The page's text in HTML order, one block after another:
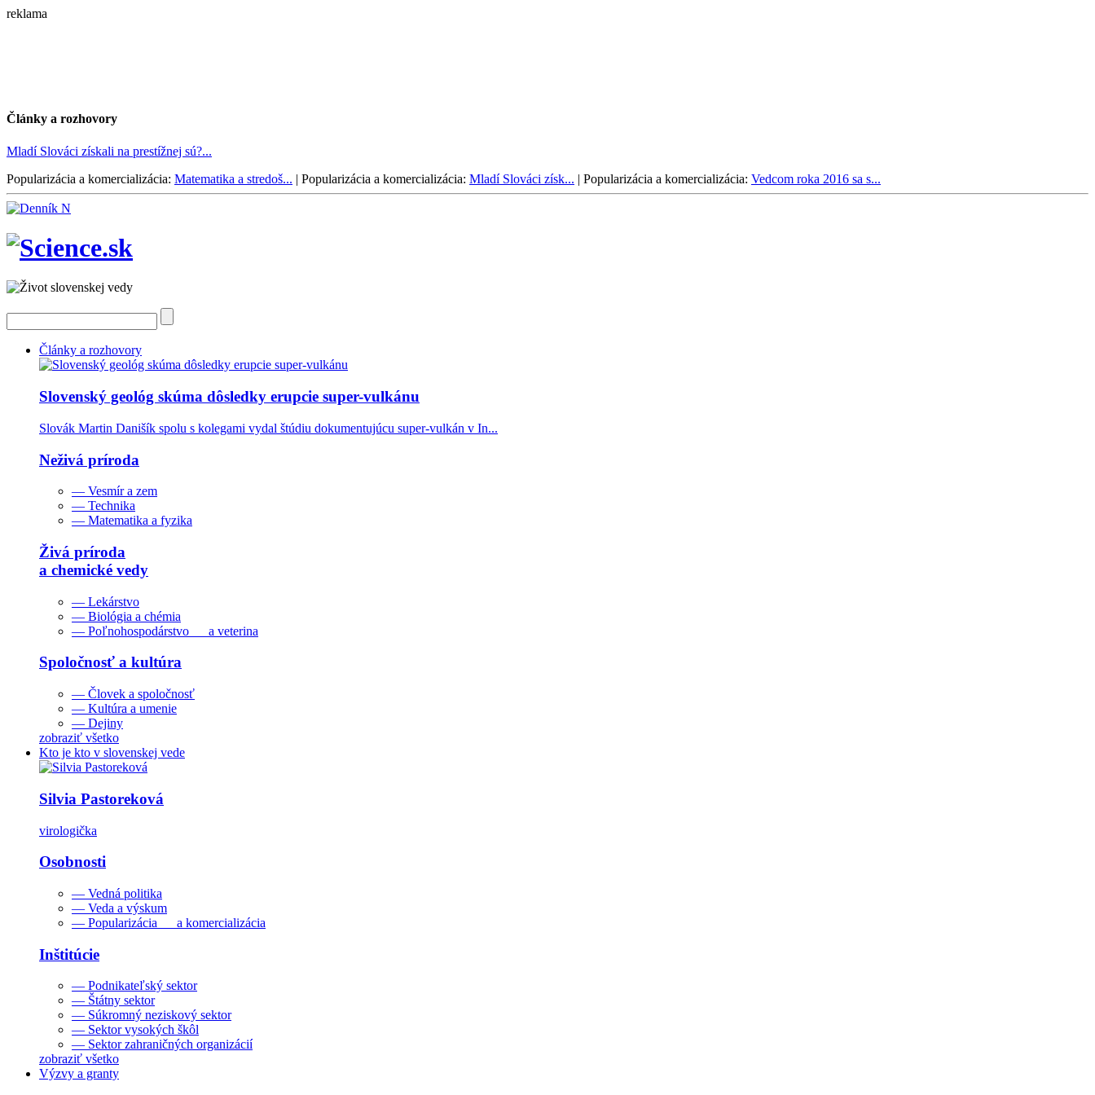
reklama
Články a rozhovory
Mladí Slováci získali na prestížnej sú?...
Popularizácia a komercializácia: Matematika a stredoš... | Popularizácia a komercializácia: Mladí Slováci získ... | Popularizácia a komercializácia: Vedcom roka 2016 sa s...
Články a rozhovory
Slovenský geológ skúma dôsledky erupcie super-vulkánu
Slovák Martin Danišík spolu s kolegami vydal štúdiu dokumentujúcu super-vulkán v In...
Neživá príroda
— Vesmír a zem
— Technika
— Matematika a fyzika
Živá príroda
a chemické vedy
— Lekárstvo
— Biológia a chémia
— Poľnohospodárstvo a veterina
Spoločnosť a kultúra
— Človek a spoločnosť
— Kultúra a umenie
— Dejiny
zobraziť všetko
Kto je kto v slovenskej vede
Silvia Pastoreková
virologička
Osobnosti
— Vedná politika
— Veda a výskum
— Popularizácia a komercializácia
Inštitúcie
— Podnikateľský sektor
— Štátny sektor
— Súkromný neziskový sektor
— Sektor vysokých škôl
— Sektor zahraničných organizácií
zobraziť všetko
Výzvy a granty